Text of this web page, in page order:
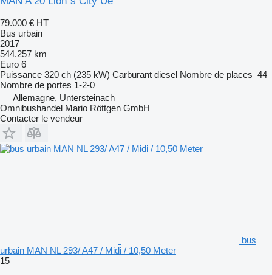
79.000 € HT
Bus urbain
2017
544.257 km
Euro 6
Puissance 320 ch (235 kW) Carburant diesel Nombre de places 44
Nombre de portes 1-2-0
Allemagne, Untersteinach
Omnibushandel Mario Röttgen GmbH
Contacter le vendeur
bus
urbain MAN NL 293/ A47 / Midi / 10,50 Meter
15